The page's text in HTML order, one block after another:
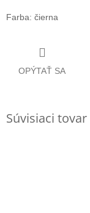
Farba: čierna
OPÝTAŤ SA
Súvisiaci tovar